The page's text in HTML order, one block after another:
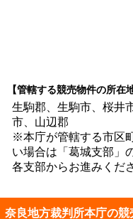
【管轄する競売物件の所在
生駒郡、生駒市、桜井
市、山辺郡
※本庁が管轄する市区
い場合は「葛城支部」
各支部からお進みくだ
奈良地方裁判所本庁の競